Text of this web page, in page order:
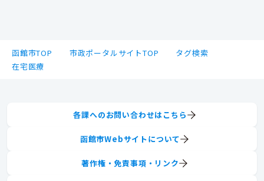
函館市TOP 市政ポータルサイトTOP
タグ検索
在宅医療
各課へのお問い合わせはこちら
函館市Webサイトについて
著作権・免責事項・リンク